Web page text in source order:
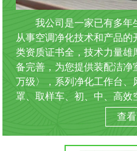
我公司是一家已有多年
从事空调净化技术和产品
类资质证书全，技术力量
备完善，为您提供装配洁
万级〉，系列净化工作台
罩、取样车、初、中、高效
查